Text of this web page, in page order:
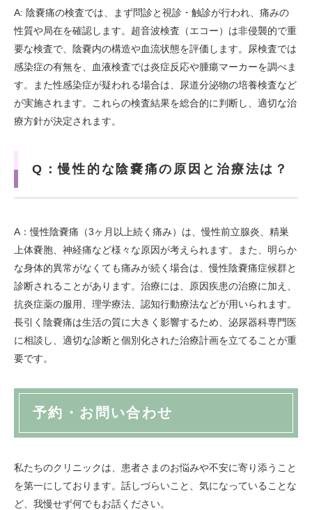
A: 陰嚢痛の検査では、まず問診と視診・触診が行われ、痛みの
性質や局在を確認します。超音波検査（エコー）は非侵襲的で重
要な検査で、陰嚢内の構造や血流状態を評価します。尿検査では
感染症の有無を、血液検査では炎症反応や腫瘍マーカーを調べま
す。また性感染症が疑われる場合は、尿道分泌物の培養検査など
が実施されます。これらの検査結果を総合的に判断し、適切な治
療方針が決定されます。
Q：慢性的な陰嚢痛の原因と治療法は？
A：慢性陰嚢痛（3ヶ月以上続く痛み）は、慢性前立腺炎、精巣
上体嚢胞、神経痛など様々な原因が考えられます。また、明らか
な身体的異常がなくても痛みが続く場合は、慢性陰嚢痛症候群と
診断されることがあります。治療には、原因疾患の治療に加え、
抗炎症薬の服用、理学療法、認知行動療法などが用いられます。
長引く陰嚢痛は生活の質に大きく影響するため、泌尿器科専門医
に相談し、適切な診断と個別化された治療計画を立てることが重
要です。
予約・お問い合わせ
私たちのクリニックは、患者さまのお悩みや不安に寄り添うこと
を第一にしております。話しづらいこと、気になっていることな
ど、我慢せず何でもお話ください。